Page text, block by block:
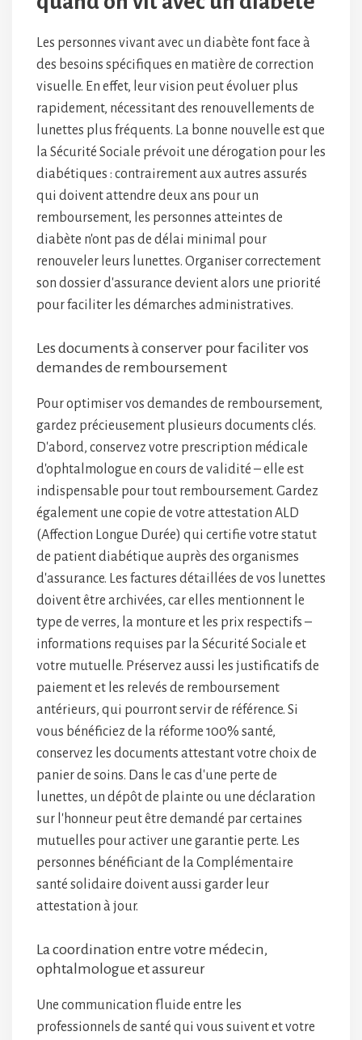
Les personnes vivant avec un diabète font face à
des besoins spécifiques en matière de correction
visuelle. En effet, leur vision peut évoluer plus
rapidement, nécessitant des renouvellements de
lunettes plus fréquents. La bonne nouvelle est que
la Sécurité Sociale prévoit une dérogation pour les
diabétiques : contrairement aux autres assurés
qui doivent attendre deux ans pour un
remboursement, les personnes atteintes de
diabète n'ont pas de délai minimal pour
renouveler leurs lunettes. Organiser correctement
son dossier d'assurance devient alors une priorité
pour faciliter les démarches administratives.
Les documents à conserver pour faciliter vos
demandes de remboursement
Pour optimiser vos demandes de remboursement,
gardez précieusement plusieurs documents clés.
D'abord, conservez votre prescription médicale
d'ophtalmologue en cours de validité – elle est
indispensable pour tout remboursement. Gardez
également une copie de votre attestation ALD
(Affection Longue Durée) qui certifie votre statut
de patient diabétique auprès des organismes
d'assurance. Les factures détaillées de vos lunettes
doivent être archivées, car elles mentionnent le
type de verres, la monture et les prix respectifs –
informations requises par la Sécurité Sociale et
votre mutuelle. Préservez aussi les justificatifs de
paiement et les relevés de remboursement
antérieurs, qui pourront servir de référence. Si
vous bénéficiez de la réforme 100% santé,
conservez les documents attestant votre choix de
panier de soins. Dans le cas d'une perte de
lunettes, un dépôt de plainte ou une déclaration
sur l'honneur peut être demandé par certaines
mutuelles pour activer une garantie perte. Les
personnes bénéficiant de la Complémentaire
santé solidaire doivent aussi garder leur
attestation à jour.
La coordination entre votre médecin,
ophtalmologue et assureur
Une communication fluide entre les
professionnels de santé qui vous suivent et votre